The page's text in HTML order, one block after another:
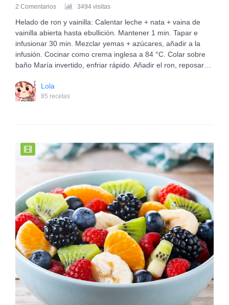
2 Comentarios
3494 visitas
Helado de ron y vainilla: Calentar leche + nata + vaina de
vainilla abierta hasta ebullición. Mantener 1 min. Tapar e
infusionar 30 min. Mezclar yemas + azúcares, añadir a la
infusión. Cocinar como crema inglesa a 84 °C. Colar sobre
baño María invertido, enfriar rápido. Añadir el ron, reposar…
Lola
85 recetas